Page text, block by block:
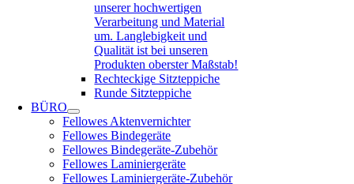
unserer hochwertigen
Verarbeitung und Material
um. Langlebigkeit und
Qualität ist bei unseren
Produkten oberster Maßstab!
Rechteckige Sitzteppiche
Runde Sitzteppiche
BÜRO
Fellowes Aktenvernichter
Fellowes Bindegeräte
Fellowes Bindegeräte-Zubehör
Fellowes Laminiergeräte
Fellowes Laminiergeräte-Zubehör